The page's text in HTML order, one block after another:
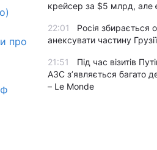
про
крейсер за $5 млрд, але
22:01
Росія збирається
анексувати частину
21:51
Під час візитів
АЗС з’являється багато
– Le Monde